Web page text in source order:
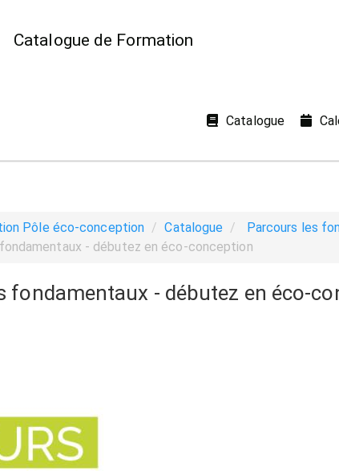
Catalogue de Formation
Catalogue
Pôle éco-conception Catalogue
Parcours les
- débutez en éco-conception
fondamentaux - débutez en éco-